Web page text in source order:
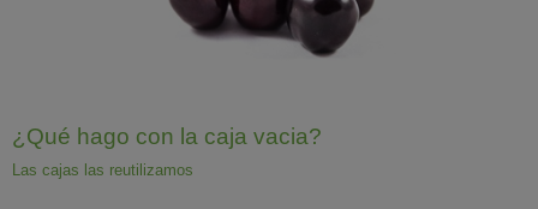
¿Qué hago con la caja vacia?
Las cajas las reutilizamos